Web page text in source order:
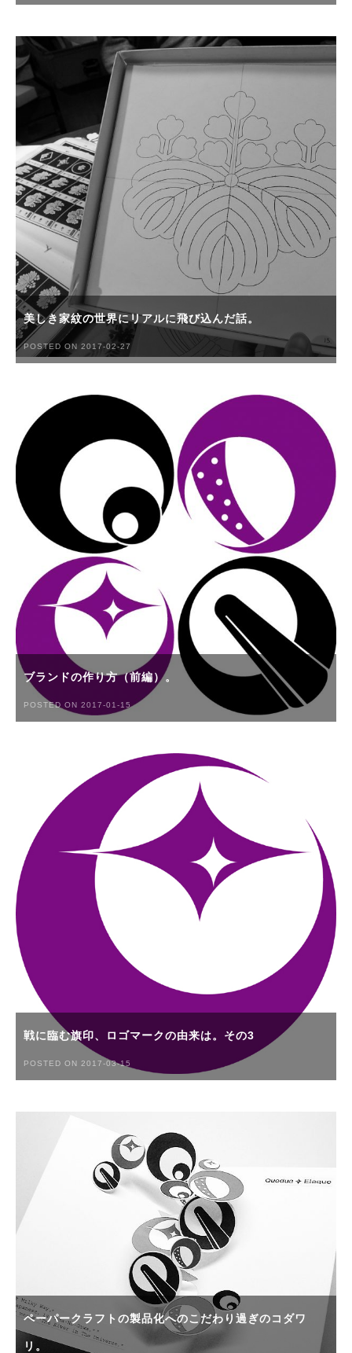
美しき家紋の世界にリアルに飛び込んだ話。
POSTED ON 2017-02-27
ブランドの作り方（前編）。
POSTED ON 2017-01-15
戦に臨む旗印、ロゴマークの由来は。その3
POSTED ON 2017-03-15
ペーパークラフトの製品化へのこだわり過ぎのコダワ
リ。